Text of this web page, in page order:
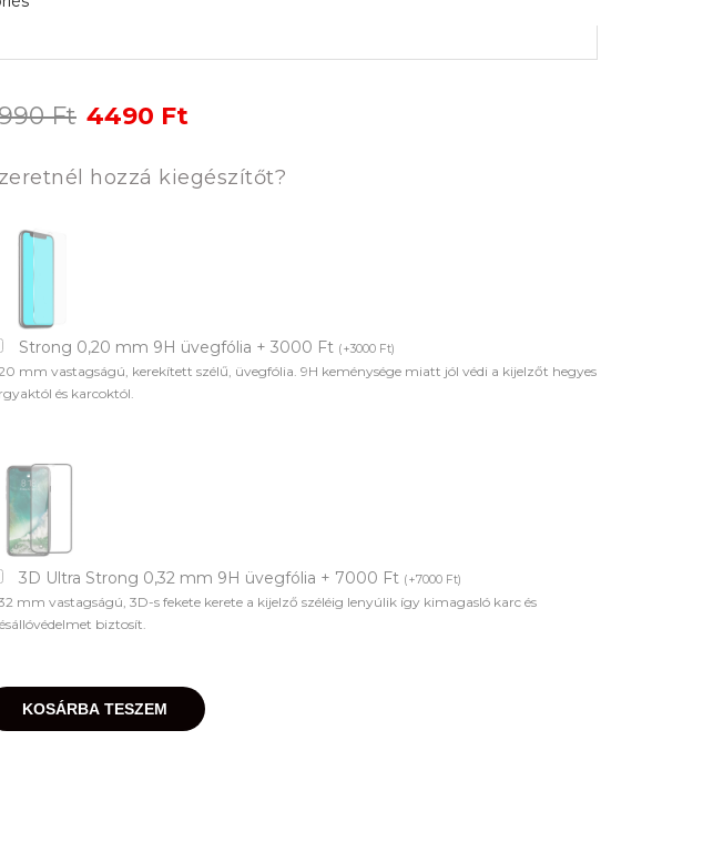
Ft Original
was:
5990 Ft.
4490 Ft
is:
4490 Ft.
hozzá kiegészítőt?
Strong 0,20 mm 9H üvegfólia + 3000 Ft (+3000 Ft)
mm vastagságú, kerekített szélű, üvegfólia. 9H keménysége miatt jól védi a kijelzőt hegyes
és karcoktól.
3D Ultra Strong 0,32 mm 9H üvegfólia + 7000 Ft (+7000 Ft)
mm vastagságú, 3D-s fekete kerete a kijelző széléig lenyúlik így kimagasló karc és
biztosít.
KOSÁRBA TESZEM